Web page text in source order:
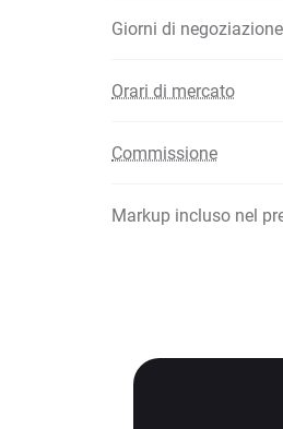
Giorni di negoziazione
Orari di mercato
Commissione
Markup incluso nel